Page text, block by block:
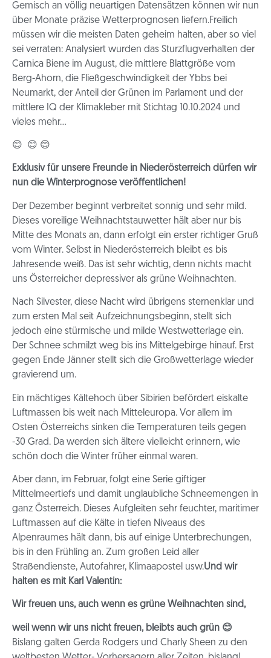
Gemisch an völlig neuartigen Datensätzen können wir nun
über Monate präzise Wetterprognosen liefern.Freilich
müssen wir die meisten Daten geheim halten, aber so viel
sei verraten: Analysiert wurden das Sturzflugverhalten der
Carnica Biene im August, die mittlere Blattgröße vom
Berg-Ahorn, die Fließgeschwindigkeit der Ybbs bei
Neumarkt, der Anteil der Grünen im Parlament und der
mittlere IQ der Klimakleber mit Stichtag 10.10.2024 und
vieles mehr…
😊 😊 😊
Exklusiv für unsere Freunde in Niederösterreich dürfen wir
nun die Winterprognose veröffentlichen!
Der Dezember beginnt verbreitet sonnig und sehr mild.
Dieses voreilige Weihnachtstauwetter hält aber nur bis
Mitte des Monats an, dann erfolgt ein erster richtiger Gruß
vom Winter. Selbst in Niederösterreich bleibt es bis
Jahresende weiß. Das ist sehr wichtig, denn nichts macht
uns Österreicher depressiver als grüne Weihnachten.
Nach Silvester, diese Nacht wird übrigens sternenklar und
zum ersten Mal seit Aufzeichnungsbeginn, stellt sich
jedoch eine stürmische und milde Westwetterlage ein.
Der Schnee schmilzt weg bis ins Mittelgebirge hinauf. Erst
gegen Ende Jänner stellt sich die Großwetterlage wieder
gravierend um.
Ein mächtiges Kältehoch über Sibirien befördert eiskalte
Luftmassen bis weit nach Mitteleuropa. Vor allem im
Osten Österreichs sinken die Temperaturen teils gegen
-30 Grad. Da werden sich ältere vielleicht erinnern, wie
schön doch die Winter früher einmal waren.
Aber dann, im Februar, folgt eine Serie giftiger
Mittelmeertiefs und damit unglaubliche Schneemengen in
ganz Österreich. Dieses Aufgleiten sehr feuchter, maritimer
Luftmassen auf die Kälte in tiefen Niveaus des
Alpenraumes hält dann, bis auf einige Unterbrechungen,
bis in den Frühling an. Zum großen Leid aller
Straßendienste, Autofahrer, Klimaapostel usw.Und wir
halten es mit Karl Valentin:
Wir freuen uns, auch wenn es grüne Weihnachten sind,
weil wenn wir uns nicht freuen, bleibts auch grün 😊
Bislang galten Gerda Rodgers und Charly Sheen zu den